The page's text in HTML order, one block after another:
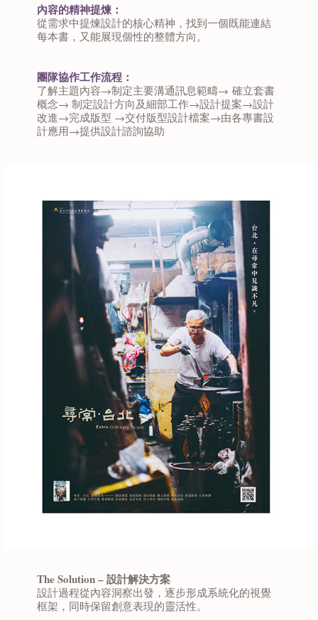
內容的精神提煉：
從需求中提煉設計的核心精神，找到一個既能連結
每本書，又能展現個性的整體方向。
團隊協作工作流程：
了解主題內容→制定主要溝通訊息範疇→ 確立套書
概念→ 制定設計方向及細部工作→設計提案→設計
改進→完成版型 →交付版型設計檔案→由各專書設
計應⽤→提供設計諮詢協助
The Solution – 設計解決方案
設計過程從內容洞察出發，逐步形成系統化的視覺
框架，同時保留創意表現的靈活性。